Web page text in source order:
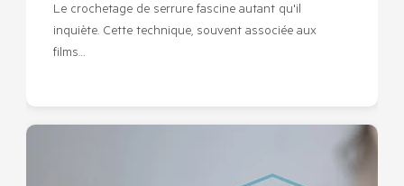
Le crochetage de serrure fascine autant qu'il
inquiète. Cette technique, souvent associée aux
films…